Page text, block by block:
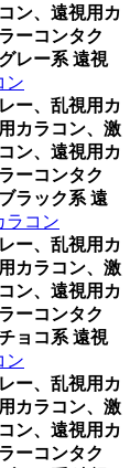
ン、遠視用カ
ーコンタク
レー系 遠視
ン
ー、乱視用カ
カラコン、激
ン、遠視用カ
ーコンタク
ラック系 遠
ラコン
ー、乱視用カ
カラコン、激
ン、遠視用カ
ーコンタク
ョコ系 遠視
ン
ー、乱視用カ
カラコン、激
ン、遠視用カ
ーコンタク